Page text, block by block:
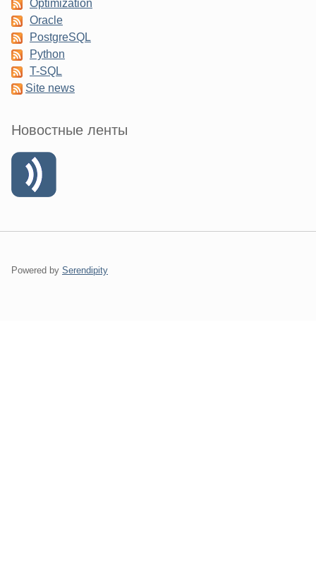
Optimization
Oracle
PostgreSQL
Python
T-SQL
Site news
Новостные ленты
Powered by Serendipity